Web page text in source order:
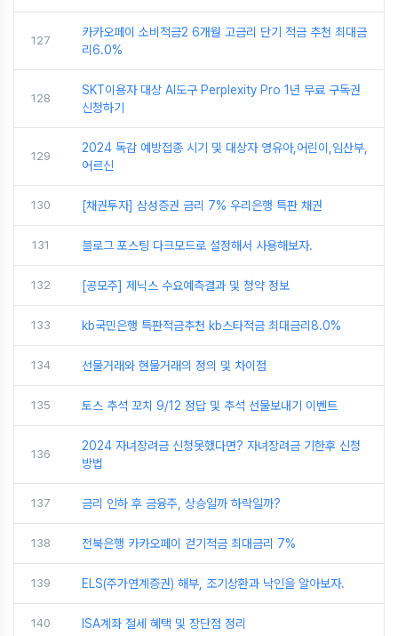
127
카카오페이 소비적금2 6개월 고금리 단기 적금 추천 최대금
리6.0%
128
SKT이용자 대상 AI도구 Perplexity Pro 1년 무료 구독권
신청하기
129
2024 독감 예방접종 시기 및 대상자 영유아,어린이,임산부,
어르신
130 [채권투자] 삼성증권 금리 7% 우리은행 특판 채권
131 블로그 포스팅 다크모드로 설정해서 사용해보자.
132 [공모주] 제닉스 수요예측결과 및 청약 정보
133 kb국민은행 특판적금추천 kb스타적금 최대금리8.0%
134 선물거래와 현물거래의 정의 및 차이점
135 토스 추석 꼬치 9/12 정답 및 추석 선물보내기 이벤트
136
2024 자녀장려금 신청못했다면? 자녀장려금 기한후 신청
방법
137 금리 인하 후 금융주, 상승일까 하락일까?
138 전북은행 카카오페이 걷기적금 최대금리 7%
139 ELS(주가연계증권) 해부, 조기상환과 낙인을 알아보자.
140 ISA계좌 절세 혜택 및 장단점 정리